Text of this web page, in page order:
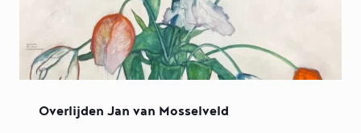
Overlijden Jan van Mosselveld